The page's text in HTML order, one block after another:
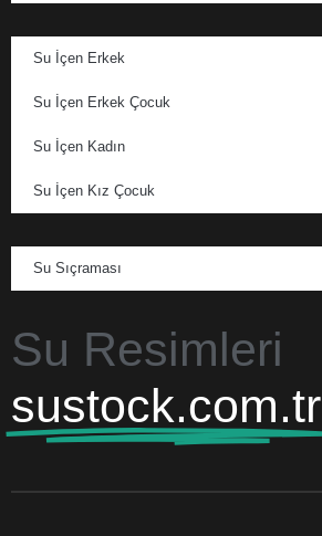
Su İçen Erkek
Su İçen Erkek Çocuk
Su İçen Kadın
Su İçen Kız Çocuk
Su Sıçraması
Su Resimleri
sustock.com.tr